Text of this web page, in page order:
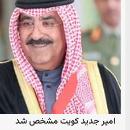
امیر جدید کویت مشخص شد